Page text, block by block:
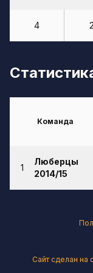
4 2
Команда
1
Люберцы
2014/15
Сайт сделан на